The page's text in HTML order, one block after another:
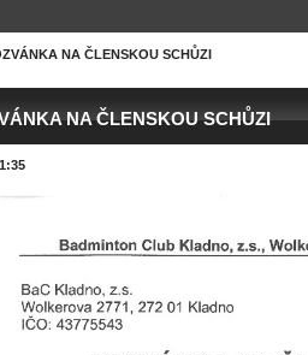
NA ČLENSKOU SCHŮZI
NA ČLENSKOU SCHŮZI